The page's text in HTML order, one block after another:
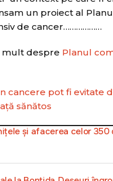
un proiect al
de cancer………………
mult despre Planul
cancere pot fi evitate
sănătos
și afacerea celor